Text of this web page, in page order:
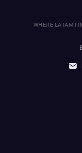
WHERE LATAM